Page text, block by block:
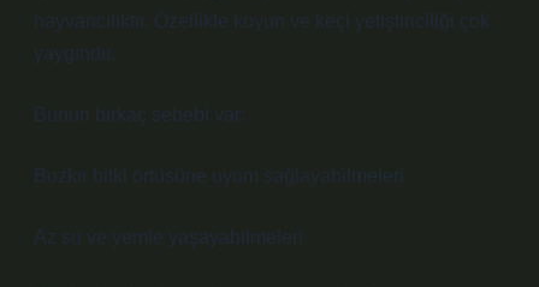
hayvancılıktır. Özellikle koyun ve keçi yetiştiriciliği çok
yaygındır.
Bunun birkaç sebebi var:
Bozkır bitki örtüsüne uyum sağlayabilmeleri
Az su ve yemle yaşayabilmeleri